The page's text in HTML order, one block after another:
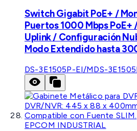
Switch Gigabit PoE+ /
Puertos 1000 Mbps PoE+
Uplink / Configuración
Modo Extendido hasta
DS-3E1505P-EI/MDS-
EPCOM INDUSTRIAL